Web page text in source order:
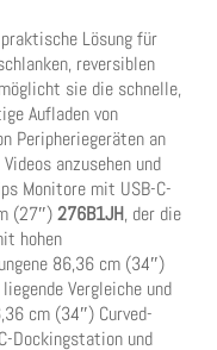
Lösung für
reversiblen
sie die schnelle,
Aufladen von
Peripheriegeräten an
anzusehen und
Monitore mit USB-C-
(27″)276B1JH, der die
hohen
86,36 cm (34″)
Vergleiche und
cm (34″) Curved-
Dockingstation und